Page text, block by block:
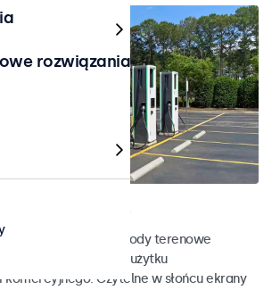
dotykowe
na działanie pogody terenowe
przystosowane do użytku
komercyjnego. Czytelne w słońcu ekrany
rozwiązania